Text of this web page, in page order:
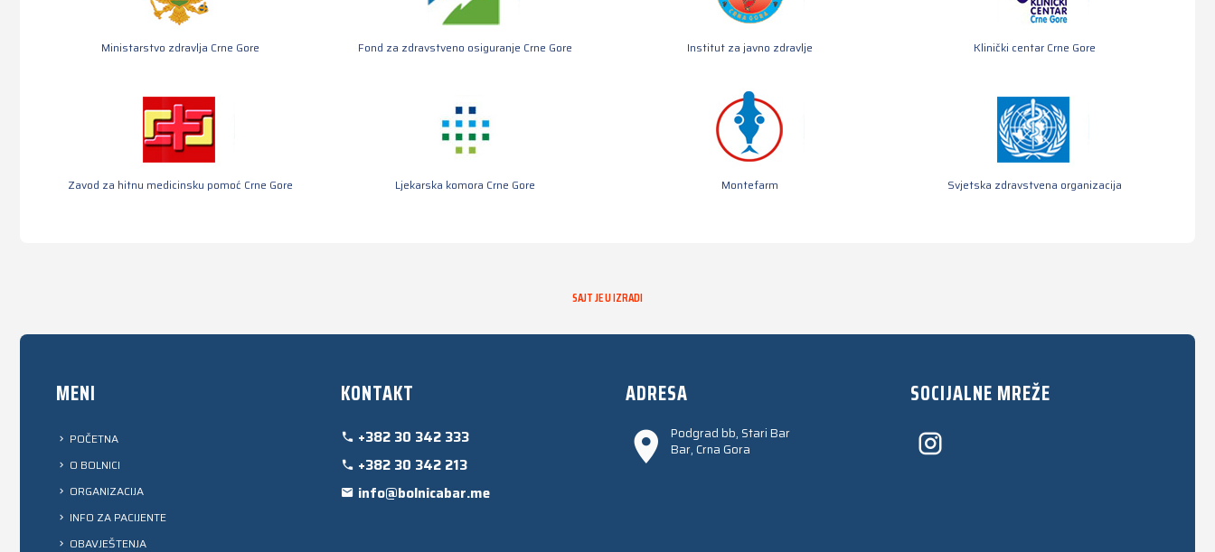
Ministarstvo zdravlja Crne Gore Fond za zdravstveno osiguranje Crne Gore Institut za javno zdravlje Klinički centar Crne Gore
Zavod za hitnu medicinsku pomoć Crne Gore Ljekarska komora Crne Gore Montefarm Svjetska zdravstvena organizacija
SAJT JE U IZRADI
MENI
POČETNA
O BOLNICI
ORGANIZACIJA
INFO ZA PACIJENTE
OBAVJEŠTENJA
KONTAKT
+382 30 342 333
+382 30 342 213
info@bolnicabar.me
ADRESA
Podgrad bb, Stari Bar
Bar, Crna Gora
SOCIJALNE MREŽE